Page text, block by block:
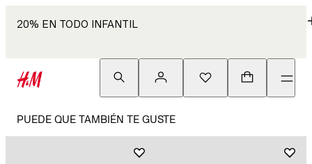
20% EN TODO INFANTIL
PUEDE QUE TAMBIÉN TE GUSTE